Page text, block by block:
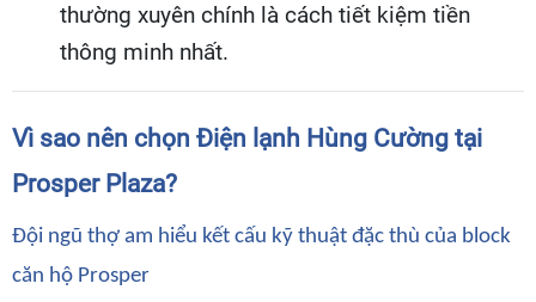
thường xuyên chính là cách tiết kiệm tiền
thông minh nhất.
Vì sao nên chọn Điện lạnh Hùng Cường tại
Prosper Plaza?
Đội ngũ thợ am hiểu kết cấu kỹ thuật đặc thù của block
căn hộ Prosper